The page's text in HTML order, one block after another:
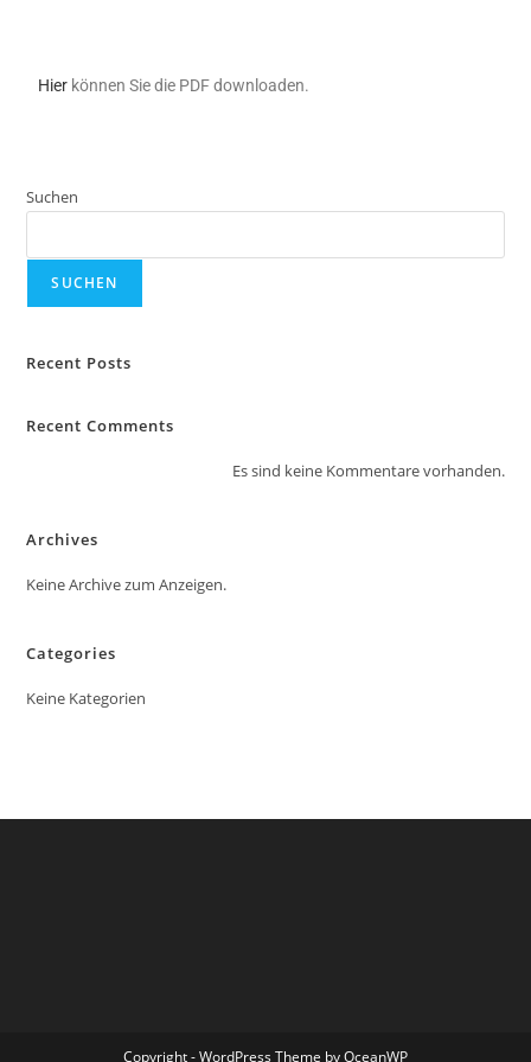
Hier können Sie die PDF downloaden.
Suchen
SUCHEN
Recent Posts
Recent Comments
Es sind keine Kommentare vorhanden.
Archives
Keine Archive zum Anzeigen.
Categories
Keine Kategorien
Copyright - WordPress Theme by OceanWP